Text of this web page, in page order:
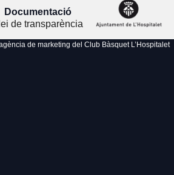
Documentació
de transparència
de marketing del Club Bàsquet L’Hospitalet